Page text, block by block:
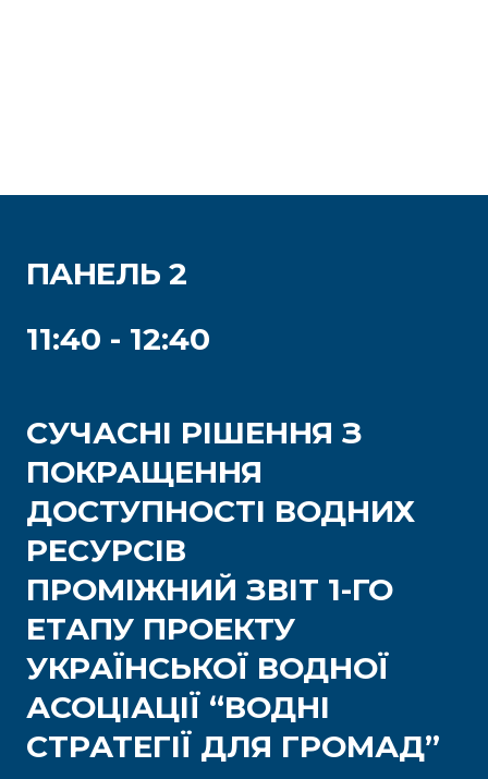
ПАНЕЛЬ 2
11:40 - 12:40
СУЧАСНІ РІШЕННЯ З
ПОКРАЩЕННЯ
ДОСТУПНОСТІ ВОДНИХ
РЕСУРСІВ
ПРОМІЖНИЙ ЗВІТ 1-ГО
ЕТАПУ ПРОЕКТУ
УКРАЇНСЬКОЇ ВОДНОЇ
АСОЦІАЦІЇ “ВОДНІ
СТРАТЕГІЇ ДЛЯ ГРОМАД”